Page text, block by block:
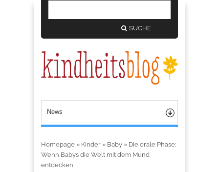
SUCHE
Homepage » Kinder » Baby » Die orale Phase:
Wenn Babys die Welt mit dem Mund
entdecken